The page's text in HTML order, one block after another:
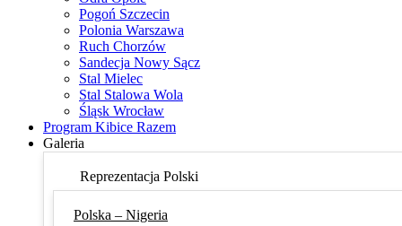
Pogoń Szczecin
Polonia Warszawa
Ruch Chorzów
Sandecja Nowy Sącz
Stal Mielec
Stal Stalowa Wola
Śląsk Wrocław
Program Kibice Razem
Galeria
Reprezentacja Polski
Polska – Nigeria